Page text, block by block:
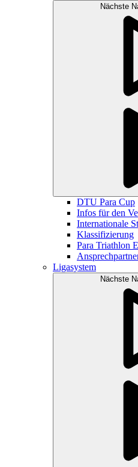
Nächste
DTU Para Cup
Infos für den
Internationale
Klassifizierung
Para Triathlon
Ligasystem
Nächste